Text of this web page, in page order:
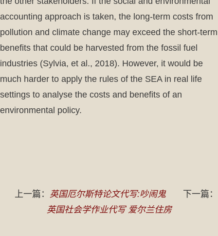
accounting approach is taken, the long-term costs from
pollution and climate change may exceed the short-term
benefits that could be harvested from the fossil fuel
industries (Sylvia, et al., 2018). However, it would be
much harder to apply the rules of the SEA in real life
settings to analyse the costs and benefits of an
environmental policy.
上一篇： 英国厄尔斯特论文代写:吵闹鬼
下一篇：
英国社会学作业代写 爱尔兰住房